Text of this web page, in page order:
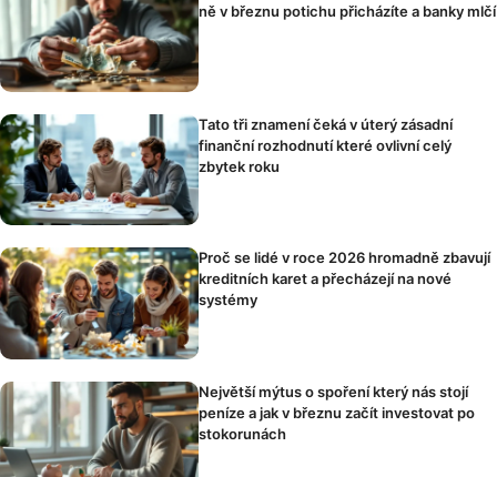
ně v březnu potichu přicházíte a banky mlčí
Tato tři znamení čeká v úterý zásadní
finanční rozhodnutí které ovlivní celý
zbytek roku
Proč se lidé v roce 2026 hromadně zbavují
kreditních karet a přecházejí na nové
systémy
Největší mýtus o spoření který nás stojí
peníze a jak v březnu začít investovat po
stokorunách